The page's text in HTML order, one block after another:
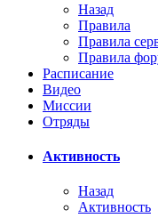
Назад
Правила
Правила
Правила
Расписание
Видео
Миссии
Отряды
Активность
Назад
Активность